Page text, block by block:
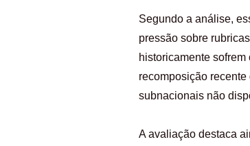
Segundo a análise,
pressão sobre
historicamente
recomposição
subnacionais não
A avaliação destaca